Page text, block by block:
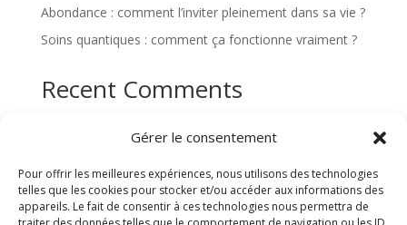
Gérer le consentement
Pour offrir les meilleures expériences, nous utilisons des technologies
telles que les cookies pour stocker et/ou accéder aux informations des
appareils. Le fait de consentir à ces technologies nous permettra de
Abondance : comment l’inviter pleinement dans sa vie ?
Soins quantiques : comment ça fonctionne vraiment ?
Recent Comments